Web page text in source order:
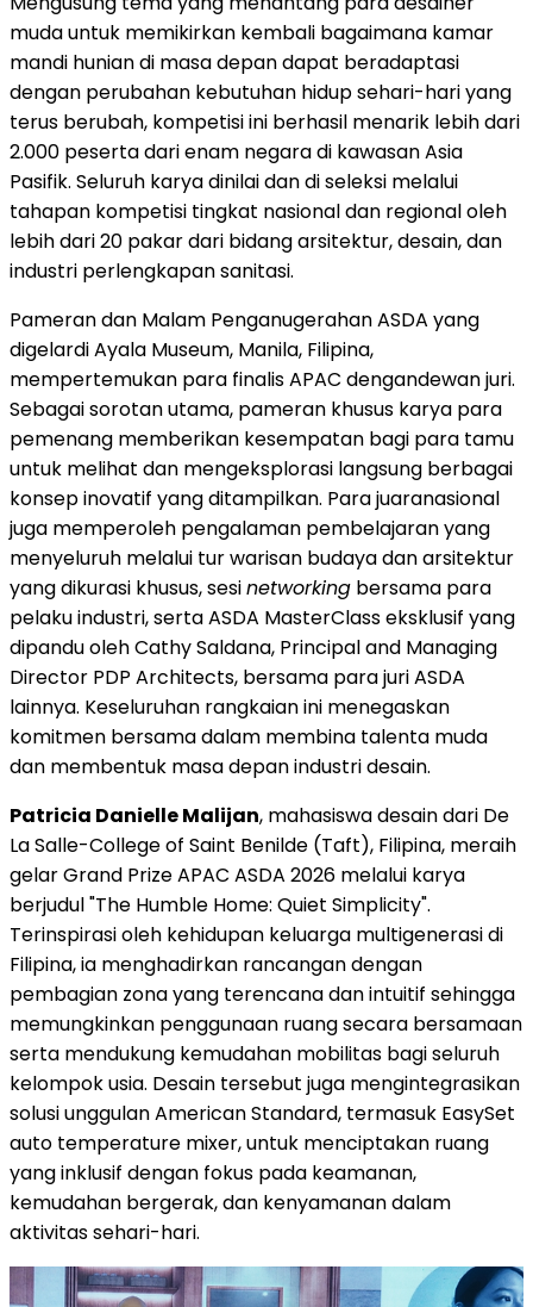
muda untuk memikirkan kembali bagaimana kamar
mandi hunian di masa depan dapat beradaptasi
dengan perubahan kebutuhan hidup sehari-hari yang
terus berubah, kompetisi ini berhasil menarik lebih dari
2.000 peserta dari enam negara di kawasan Asia
Pasifik. Seluruh karya dinilai dan di seleksi melalui
tahapan kompetisi tingkat nasional dan regional oleh
lebih dari 20 pakar dari bidang arsitektur, desain, dan
industri perlengkapan sanitasi.
Pameran dan Malam Penganugerahan ASDA yang
digelardi Ayala Museum, Manila, Filipina,
mempertemukan para finalis APAC dengandewan juri.
Sebagai sorotan utama, pameran khusus karya para
pemenang memberikan kesempatan bagi para tamu
untuk melihat dan mengeksplorasi langsung berbagai
konsep inovatif yang ditampilkan. Para juaranasional
juga memperoleh pengalaman pembelajaran yang
menyeluruh melalui tur warisan budaya dan arsitektur
yang dikurasi khusus, sesinetworking bersama para
pelaku industri, serta ASDA MasterClass eksklusif yang
dipandu oleh Cathy Saldana, Principal and Managing
Director PDP Architects, bersama para juri ASDA
lainnya. Keseluruhan rangkaian ini menegaskan
komitmen bersama dalam membina talenta muda
dan membentuk masa depan industri desain.
Patricia Danielle Malijan, mahasiswa desain dari De
La Salle-College of Saint Benilde (Taft), Filipina, meraih
gelar Grand Prize APAC ASDA 2026 melalui karya
berjudul "The Humble Home: Quiet Simplicity".
Terinspirasi oleh kehidupan keluarga multigenerasi di
Filipina, ia menghadirkan rancangan dengan
pembagian zona yang terencana dan intuitif sehingga
memungkinkan penggunaan ruang secara bersamaan
serta mendukung kemudahan mobilitas bagi seluruh
kelompok usia. Desain tersebut juga mengintegrasikan
solusi unggulan American Standard, termasuk EasySet
auto temperature mixer, untuk menciptakan ruang
yang inklusif dengan fokus pada keamanan,
kemudahan bergerak, dan kenyamanan dalam
aktivitas sehari-hari.